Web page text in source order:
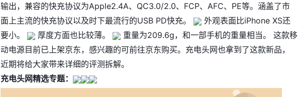
输出，兼容的快充协议为Apple2.4A、QC3.0/2.0、FCP、AFC、PE等。涵盖了市
面上主流的快充协议以及时下最流行的USB PD快充。
外观表面比iPhone XS还
要小。
厚度方面也比较薄。
重量为209.6g，和一部手机的重量相当。 这款移
动电源目前已上架京东，感兴趣的可前往京东购买。充电头网也拿到了这款新品，
近期将给大家带来详细的评测拆解。
充电头网精选专题：